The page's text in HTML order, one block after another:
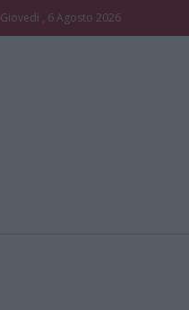
Giovedi , 6 Agosto 2026